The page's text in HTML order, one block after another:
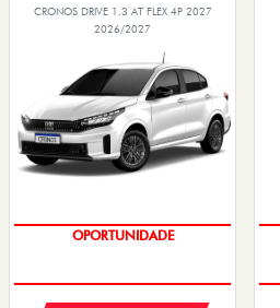
CRONOS DRIVE 1.3 AT FLEX 4P 2027
2026/2027
OPORTUNIDADE